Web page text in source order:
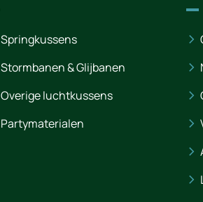
Springkussens
Stormbanen & Glijbanen
Overige luchtkussens
Partymaterialen